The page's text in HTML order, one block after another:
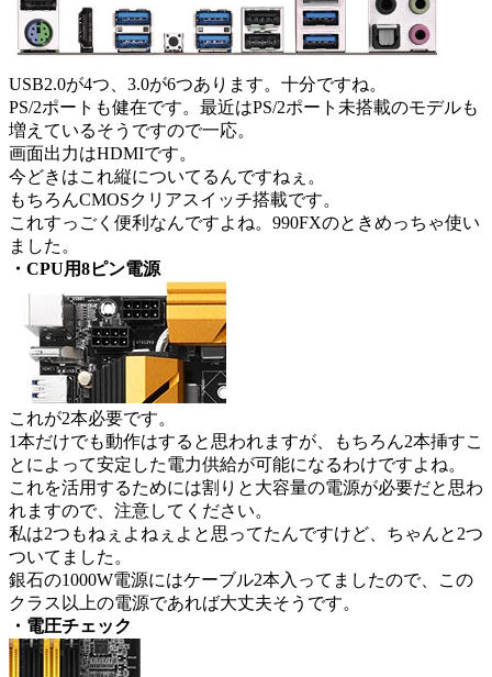
USB2.0が4つ、3.0が6つあります。十分ですね。
PS/2ポートも健在です。最近はPS/2ポート未搭載のモデルも
増えているそうですので一応。
画面出力はHDMIです。
今どきはこれ縦についてるんですねぇ。
もちろんCMOSクリアスイッチ搭載です。
これすっごく便利なんですよね。990FXのときめっちゃ使い
ました。
・CPU用8ピン電源
これが2本必要です。
1本だけでも動作はすると思われますが、もちろん2本挿すこ
とによって安定した電力供給が可能になるわけですよね。
これを活用するためには割りと大容量の電源が必要だと思わ
れますので、注意してください。
私は2つもねぇよねぇよと思ってたんですけど、ちゃんと2つ
ついてました。
銀石の1000W電源にはケーブル2本入ってましたので、この
クラス以上の電源であれば大丈夫そうです。
・電圧チェック